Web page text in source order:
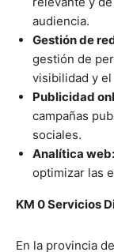
audiencia.
Gestión de
gestión de
visibilidad y
Publicidad
campañas
sociales.
Analítica web:
optimizar las
KM 0 Servicios
En la provincia